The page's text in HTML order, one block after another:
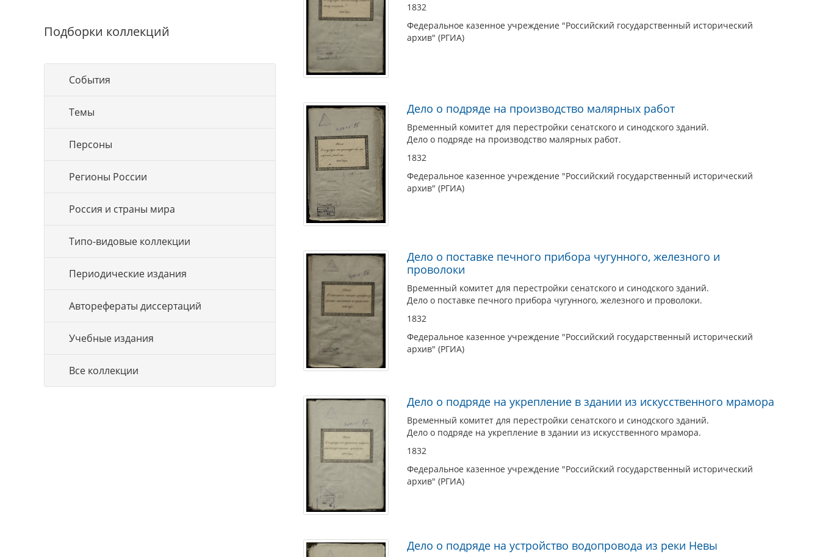
Подборки коллекций
События
Темы
Персоны
Регионы России
Россия и страны мира
Типо-видовые коллекции
Периодические издания
Авторефераты диссертаций
Учебные издания
Все коллекции
1832
Федеральное казенное учреждение "Российский государственный исторический
архив" (РГИА)
Дело о подряде на производство малярных работ
Временный комитет для перестройки сенатского и синодского зданий.
Дело о подряде на производство малярных работ.
1832
Федеральное казенное учреждение "Российский государственный исторический
архив" (РГИА)
Дело о поставке печного прибора чугунного, железного и
проволоки
Временный комитет для перестройки сенатского и синодского зданий.
Дело о поставке печного прибора чугунного, железного и проволоки.
1832
Федеральное казенное учреждение "Российский государственный исторический
архив" (РГИА)
Дело о подряде на укрепление в здании из искусственного мрамора
Временный комитет для перестройки сенатского и синодского зданий.
Дело о подряде на укрепление в здании из искусственного мрамора.
1832
Федеральное казенное учреждение "Российский государственный исторический
архив" (РГИА)
Дело о подряде на устройство водопровода из реки Невы